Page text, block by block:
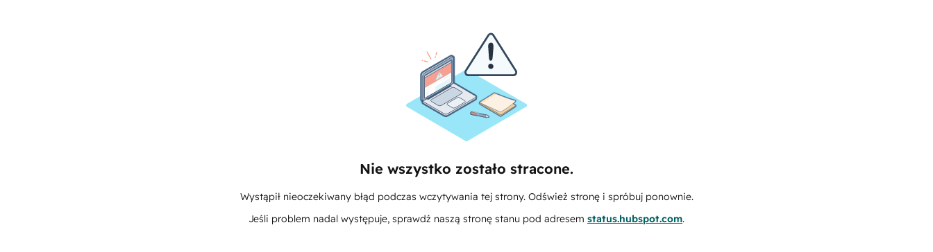
Nie wszystko zostało stracone.
Wystąpił nieoczekiwany błąd podczas wczytywania tej strony. Odśwież stronę i spróbuj ponownie.
Jeśli problem nadal występuje, sprawdź naszą stronę stanu pod adresem status.hubspot.com.